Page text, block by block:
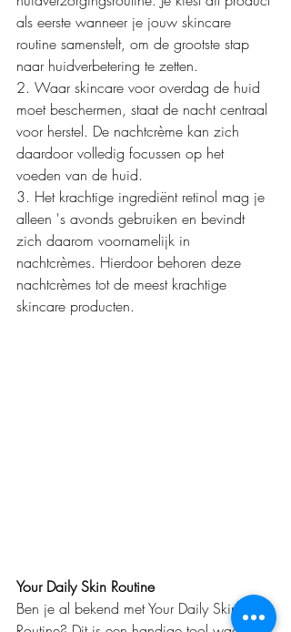
als eerste wanneer je jouw skincare
routine samenstelt, om de grootste stap
naar huidverbetering te zetten.
2. Waar skincare voor overdag de huid
moet beschermen, staat de nacht centraal
voor herstel. De nachtcrème kan zich
daardoor volledig focussen op het
voeden van de huid.
3. Het krachtige ingrediënt retinol mag je
alleen 's avonds gebruiken en bevindt
zich daarom voornamelijk in
nachtcrèmes. Hierdoor behoren deze
nachtcrèmes tot de meest krachtige
skincare producten.
Your Daily Skin Routine
Ben je al bekend met Your Daily Skin